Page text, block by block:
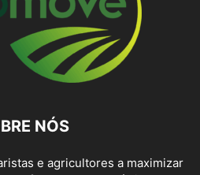
NÓS
e agricultores a maximizar